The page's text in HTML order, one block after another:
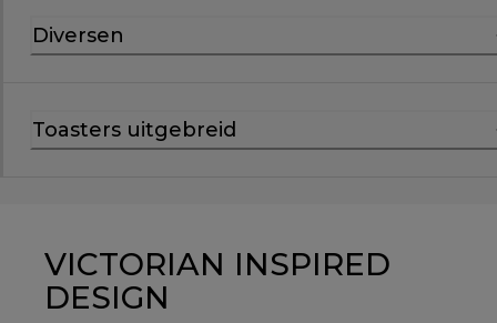
Diversen
Toasters uitgebreid
VICTORIAN INSPIRED
DESIGN